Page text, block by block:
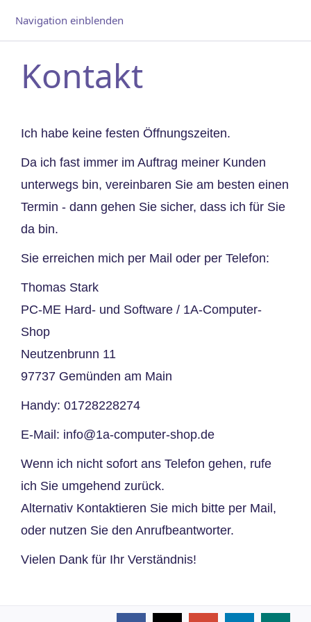
Navigation einblenden
Kontakt
Ich habe keine festen Öffnungszeiten.
Da ich fast immer im Auftrag meiner Kunden
unterwegs bin, vereinbaren Sie am besten einen
Termin - dann gehen Sie sicher, dass ich für Sie
da bin.
Sie erreichen mich per Mail oder per Telefon:
Thomas Stark
PC-ME Hard- und Software / 1A-Computer-
Shop
Neutzenbrunn 11
97737 Gemünden am Main
Handy: 01728228274
E-Mail: info@1a-computer-shop.de
Wenn ich nicht sofort ans Telefon gehen, rufe
ich Sie umgehend zurück.
Alternativ Kontaktieren Sie mich bitte per Mail,
oder nutzen Sie den Anrufbeantworter.
Vielen Dank für Ihr Verständnis!